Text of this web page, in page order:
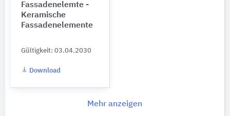
Fassadenelemte -
Keramische
Fassadenelemente
Gültigkeit: 03.04.2030
Download
Mehr anzeigen